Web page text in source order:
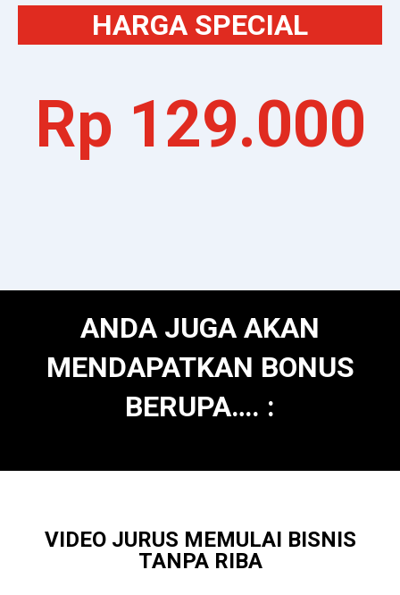
HARGA SPECIAL
Rp 129.000
ANDA JUGA AKAN
MENDAPATKAN BONUS
BERUPA…. :
VIDEO JURUS MEMULAI BISNIS
TANPA RIBA